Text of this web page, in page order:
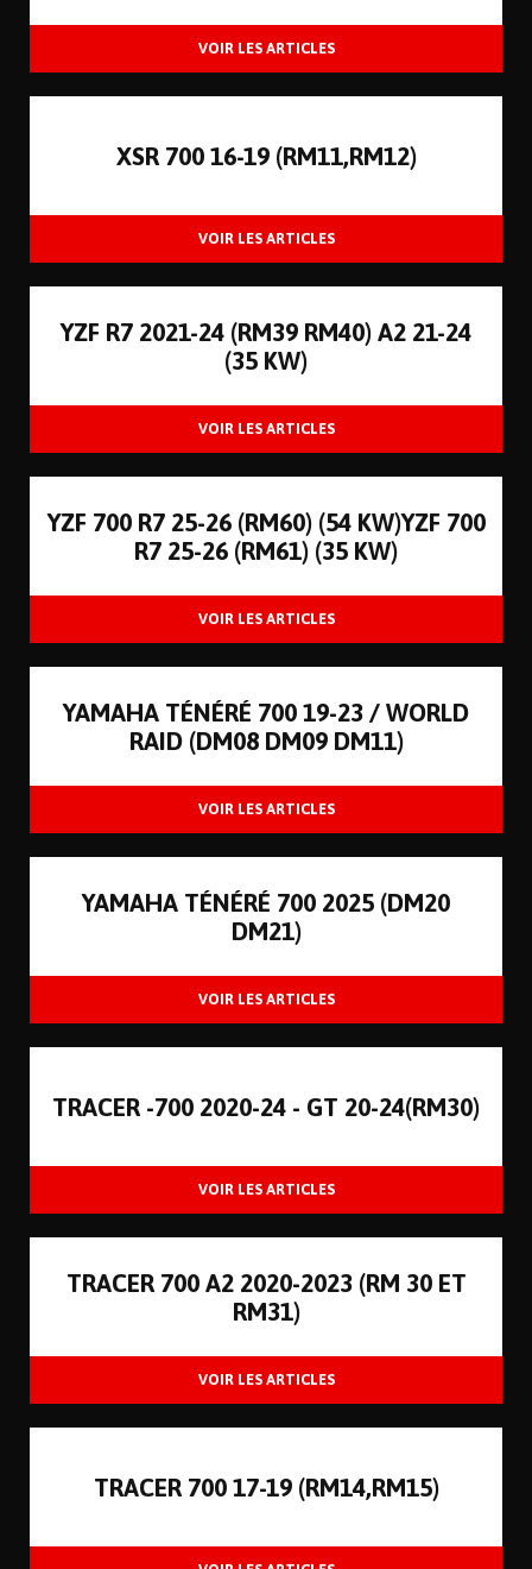
XSR 700 16-19 (RM11,RM12)
YZF R7 2021-24 (RM39 RM40) A2 21-24
(35 KW)
YZF 700 R7 25-26 (RM60) (54 KW)YZF 700
R7 25-26 (RM61) (35 KW)
YAMAHA TÉNÉRÉ 700 19-23 / WORLD
RAID (DM08 DM09 DM11)
YAMAHA TÉNÉRÉ 700 2025 (DM20
DM21)
TRACER -700 2020-24 - GT 20-24(RM30)
TRACER 700 A2 2020-2023 (RM 30 ET
RM31)
TRACER 700 17-19 (RM14,RM15)